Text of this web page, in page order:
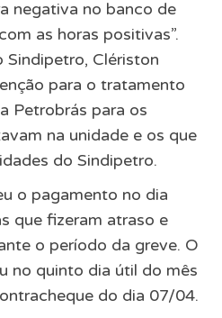
negativa no banco de
as horas positivas”.
Sindipetro, Clériston
para o tratamento
Petrobrás para os
na unidade e os que
do Sindipetro.
o pagamento no dia
que fizeram atraso e
o período da greve. O
no quinto dia útil do mês
do dia 07/04.